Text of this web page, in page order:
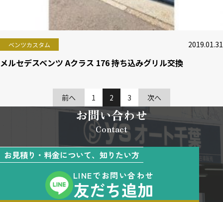
ベンツカスタム 2019.01.31
メルセデスベンツ Aクラス 176 持ち込みグリル交換
前へ 1 2 3 次へ
お問い合わせ
Contact
お見積り・料金について、知りたい方
LINEでお問い合わせ
友だち追加